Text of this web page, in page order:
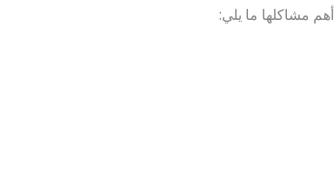
مشاكلها ما يلي: